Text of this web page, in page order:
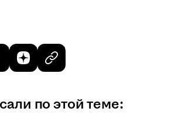
по этой теме: